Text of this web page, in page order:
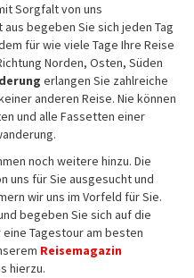
Sorgfaltvon uns
aus begeben Sie sich jeden Tag
für wie viele Tage Ihre Reise
Norden, Osten, Süden
erlangen Sie zahlreiche
anderen Reise. Nie können
und alle Fassetten einer
noch weitere hinzu. Die
uns für Sie ausgesucht und
wir uns im Vorfeld für Sie.
begeben Sie sich auf die
eine Tagestour am besten
Reisemagazin
hierzu.